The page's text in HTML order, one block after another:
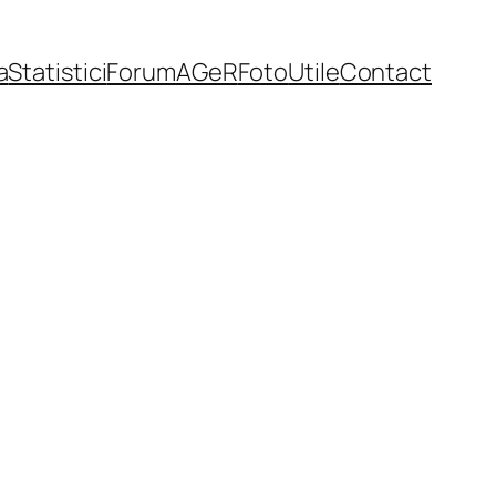
StatisticiForumAGeRFotoUtileContact